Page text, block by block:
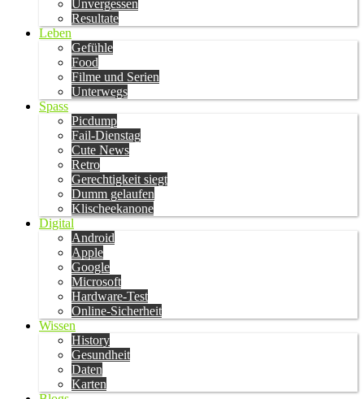
Unvergessen
Resultate
Leben
Gefühle
Food
Filme und Serien
Unterwegs
Spass
Picdump
Fail-Dienstag
Cute News
Retro
Gerechtigkeit siegt
Dumm gelaufen
Klischeekanone
Digital
Android
Apple
Google
Microsoft
Hardware-Test
Online-Sicherheit
Wissen
History
Gesundheit
Daten
Karten